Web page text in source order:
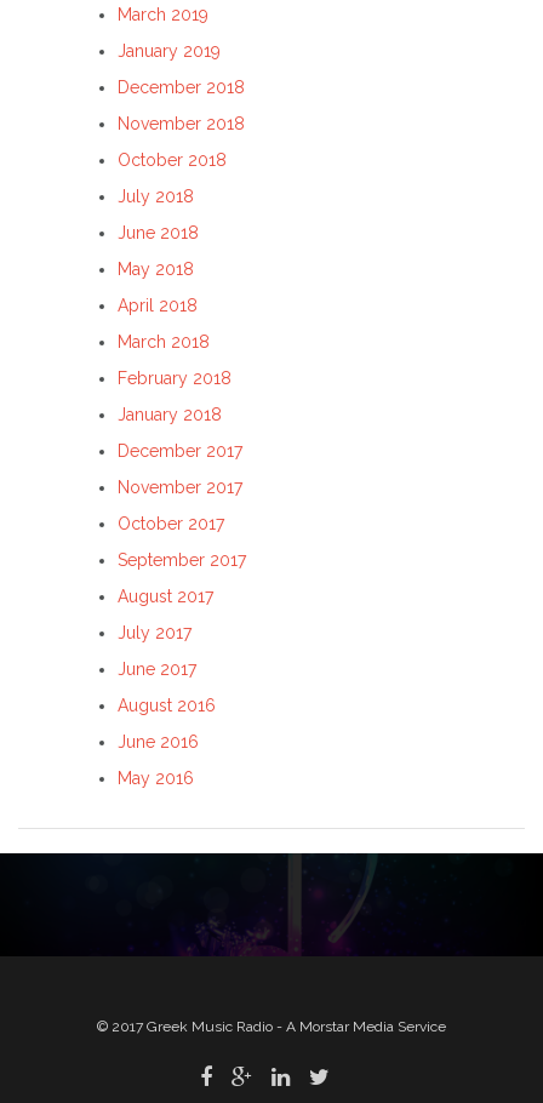
March 2019
January 2019
December 2018
November 2018
October 2018
July 2018
June 2018
May 2018
April 2018
March 2018
February 2018
January 2018
December 2017
November 2017
October 2017
September 2017
August 2017
July 2017
June 2017
August 2016
June 2016
May 2016
© 2017 Greek Music Radio - A Morstar Media Service